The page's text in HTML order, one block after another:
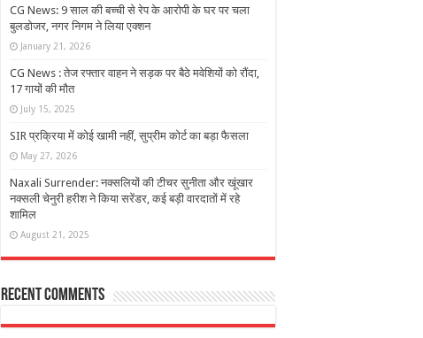
CG News: 9 साल की बच्ची से रेप के आरोपी के घर पर चला
बुलडोजर, नगर निगम ने लिया एक्शन
January 21, 2026
CG News : तेज रफ्तार वाहन ने सड़क पर बैठे मवेशियों को रौंदा,
17 गायों की मौत
July 15, 2025
SIR प्रक्रिया में कोई खामी नहीं, सुप्रीम कोर्ट का बड़ा फैसला
May 27, 2026
Naxali Surrender: नक्सलियों की टीचर सुनीता और खूंखार
नक्सली चेनुरी हरीश ने किया सरेंडर, कई बड़ी वारदातों में रहे
शामिल
August 21, 2025
Recent Comments